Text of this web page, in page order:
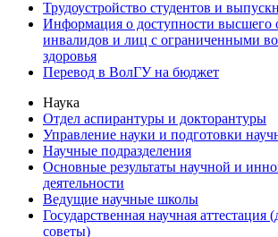
Трудоустройство студентов и
Информация о доступности высшего
инвалидов и лиц с ограниченными
здоровья
Перевод в ВолГУ на бюджет
Наука
Отдел аспирантуры и докторантуры
Управление науки и подготовки
Научные подразделения
Основные результаты научной и
деятельности
Ведущие научные школы
Государственная научная аттестация
советы)